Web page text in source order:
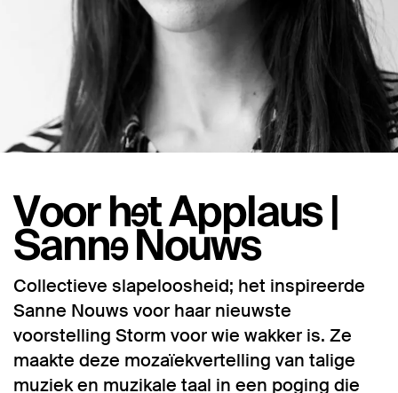
Voor het Applaus |
Sanne Nouws
Collectieve slapeloosheid; het inspireerde
Sanne Nouws voor haar nieuwste
voorstelling Storm voor wie wakker is. Ze
maakte deze mozaïekvertelling van talige
muziek en muzikale taal in een poging die